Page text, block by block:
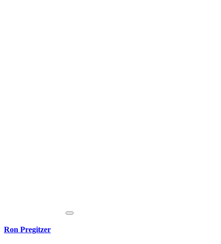
Ron Pregitzer